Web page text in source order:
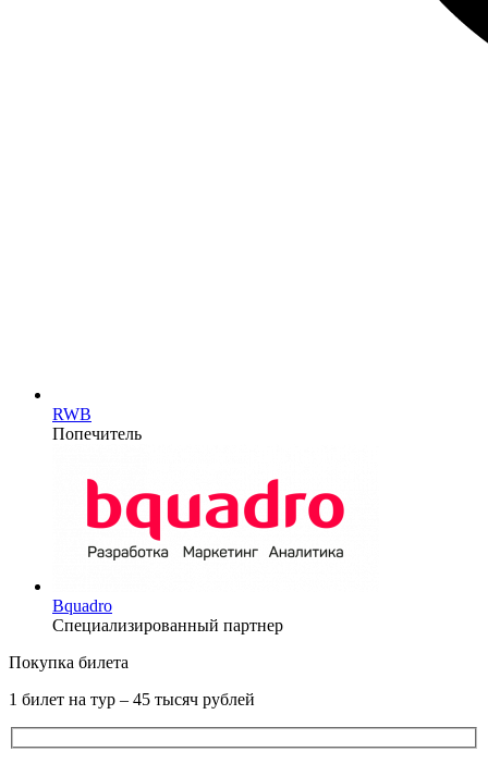
RWB
Попечитель
Bquadro
Специализированный партнер
Покупка билета
1 билет на тур – 45 тысяч рублей